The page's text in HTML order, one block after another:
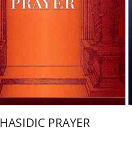
הנחת אתר ספר מודפס
$36
$32
HASIDIC PRAYER